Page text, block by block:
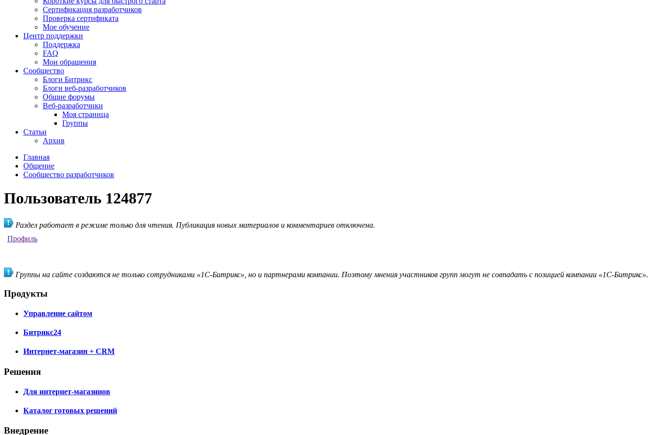
Сертификация разработчиков
Проверка сертификата
Мое обучение
Центр поддержки
Поддержка
FAQ
Мои обращения
Сообщество
Блоги Битрикс
Блоги веб-разработчиков
Общие форумы
Веб-разработчики
Моя страница
Группы
Статьи
Архив
Главная
Общение
Сообщество разработчиков
Пользователь 124877
Раздел работает в режиме только для чтения. Публикация новых материалов и комментариев отключена.
Профиль
Группы на сайте создаются не только сотрудниками «1С-Битрикс», но и партнерами компании. Поэтому мнения участников групп могут не совпадать с позицией компании «1С-Битрикс».
Продукты
Управление сайтом
Битрикс24
Интернет-магазин + CRM
Решения
Для интернет-магазинов
Каталог готовых решений
Внедрение